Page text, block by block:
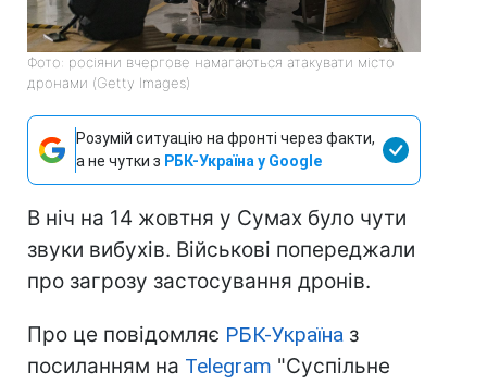
Фото: росіяни вчергове намагаються атакувати місто
дронами (Getty Images)
Розумій ситуацію на фронті через факти,
а не чутки з РБК-Україна у Google
В ніч на 14 жовтня у Сумах було чути
звуки вибухів. Військові попереджали
про загрозу застосування дронів.
Про це повідомляє РБК-Україна з
посиланням на Telegram "Суспільне